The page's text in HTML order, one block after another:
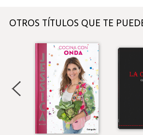
OTROS TÍTULOS QUE TE